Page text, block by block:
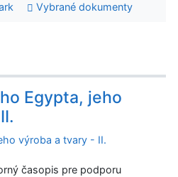
Vybrané dokumenty
Egypta, jeho
výroba a tvary - II.
časopis pre podporu